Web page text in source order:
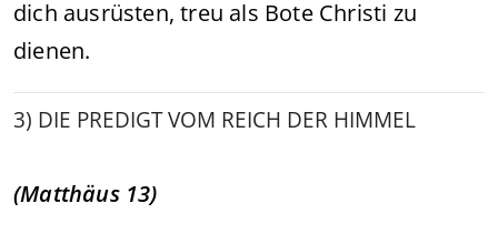
dich ausrüsten, treu als Bote Christi zu
dienen.
3) DIE PREDIGT VOM REICH DER HIMMEL
(Matthäus 13)